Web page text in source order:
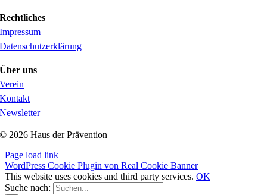
Rechtliches
Impressum
Datenschutzerklärung
Über uns
Verein
Kontakt
Newsletter
© 2026 Haus der Prävention
Page load link
WordPress Cookie Plugin von Real Cookie Banner
This website uses cookies and third party services. OK
Suche nach: